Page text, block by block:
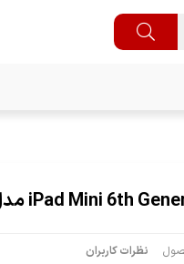
نظرات کاربران